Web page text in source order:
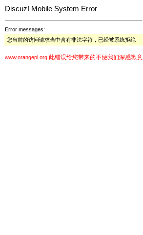
Discuz! Mobile System Error
Error messages:
您当前的访问请求当中含有非法字符，已经被系统拒绝
www.orangepi.org 此错误给您带来的不便我们深感歉意